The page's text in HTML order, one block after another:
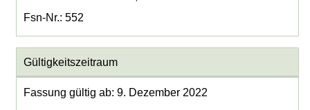
Fsn-Nr.: 552
Gültigkeitszeitraum
Fassung gültig ab: 9. Dezember 2022